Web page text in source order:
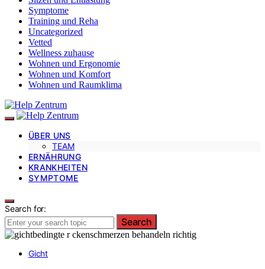
Symptome
Training und Reha
Uncategorized
Vetted
Wellness zuhause
Wohnen und Ergonomie
Wohnen und Komfort
Wohnen und Raumklima
ÜBER UNS
TEAM
ERNÄHRUNG
KRANKHEITEN
SYMPTOME
Search for:
Search
Gicht